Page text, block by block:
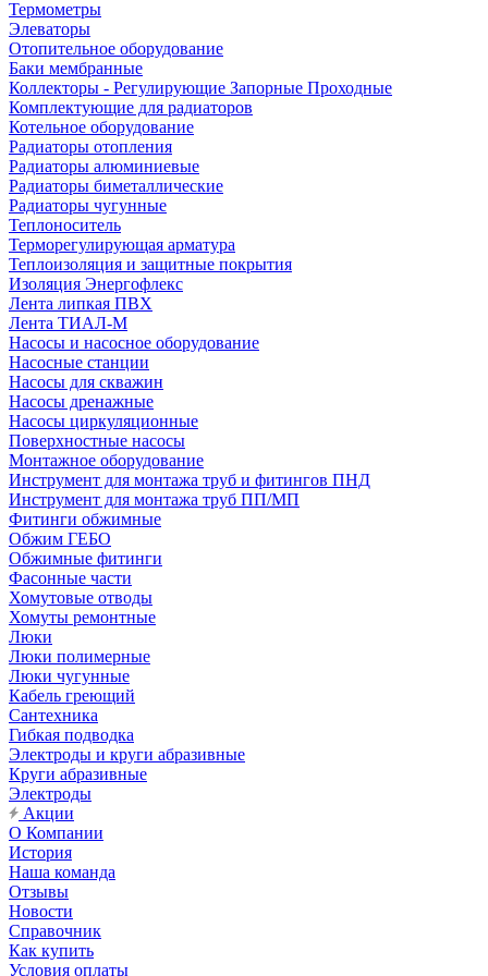
Термометры
Элеваторы
Отопительное оборудование
Баки мембранные
Коллекторы - Регулирующие Запорные Проходные
Комплектующие для радиаторов
Котельное оборудование
Радиаторы отопления
Радиаторы алюминиевые
Радиаторы биметаллические
Радиаторы чугунные
Теплоноситель
Терморегулирующая арматура
Теплоизоляция и защитные покрытия
Изоляция Энергофлекс
Лента липкая ПВХ
Лента ТИАЛ-М
Насосы и насосное оборудование
Насосные станции
Насосы для скважин
Насосы дренажные
Насосы циркуляционные
Поверхностные насосы
Монтажное оборудование
Инструмент для монтажа труб и фитингов ПНД
Инструмент для монтажа труб ПП/МП
Фитинги обжимные
Обжим ГЕБО
Обжимные фитинги
Фасонные части
Хомутовые отводы
Хомуты ремонтные
Люки
Люки полимерные
Люки чугунные
Кабель греющий
Сантехника
Гибкая подводка
Электроды и круги абразивные
Круги абразивные
Электроды
Акции
О Компании
История
Наша команда
Отзывы
Новости
Справочник
Как купить
Условия оплаты